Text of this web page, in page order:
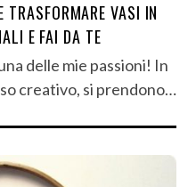
TRASFORMARE VASI IN
E FAI DA TE
delle mie passioni! In
creativo, si prendono…